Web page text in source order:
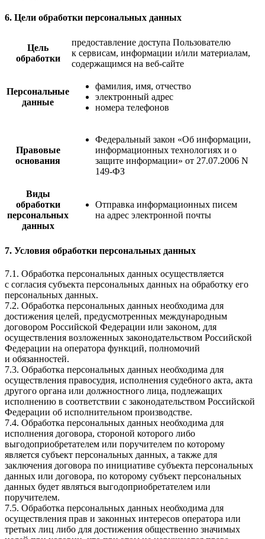
6. Цели обработки персональных данных
Цель
обработки
предоставление доступа Пользователю
к сервисам, информации и/или материалам,
содержащимся на веб-сайте
Персональные
данные
фамилия, имя, отчество
электронный адрес
номера телефонов
Правовые
основания
Федеральный закон «Об информации,
информационных технологиях и о
защите информации» от 27.07.2006 N
149-ФЗ
Виды
обработки
персональных
данных
Отправка информационных писем
на адрес электронной почты
7. Условия обработки персональных данных
7.1. Обработка персональных данных осуществляется
с согласия субъекта персональных данных на обработку его
персональных данных.
7.2. Обработка персональных данных необходима для
достижения целей, предусмотренных международным
договором Российской Федерации или законом, для
осуществления возложенных законодательством Российской
Федерации на оператора функций, полномочий
и обязанностей.
7.3. Обработка персональных данных необходима для
осуществления правосудия, исполнения судебного акта, акта
другого органа или должностного лица, подлежащих
исполнению в соответствии с законодательством Российской
Федерации об исполнительном производстве.
7.4. Обработка персональных данных необходима для
исполнения договора, стороной которого либо
выгодоприобретателем или поручителем по которому
является субъект персональных данных, а также для
заключения договора по инициативе субъекта персональных
данных или договора, по которому субъект персональных
данных будет являться выгодоприобретателем или
поручителем.
7.5. Обработка персональных данных необходима для
осуществления прав и законных интересов оператора или
третьих лиц либо для достижения общественно значимых